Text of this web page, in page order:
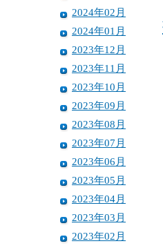
2024年02月
2024年01月
2023年12月
2023年11月
2023年10月
2023年09月
2023年08月
2023年07月
2023年06月
2023年05月
2023年04月
2023年03月
2023年02月